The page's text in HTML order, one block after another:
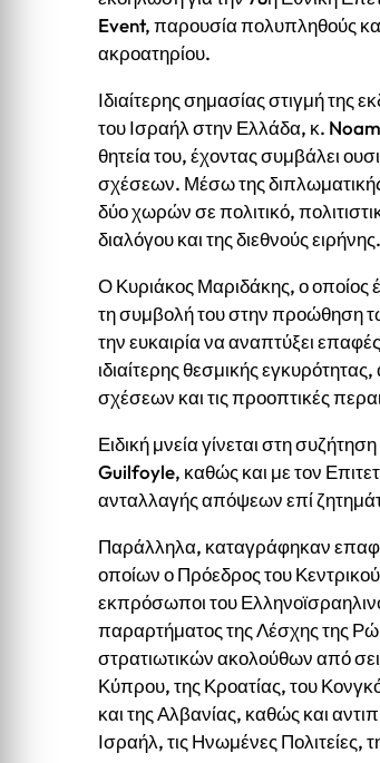
Event, παρουσία πολυπληθούς
ακροατηρίου.
Ιδιαίτερης σημασίας στιγμή της
του Ισραήλ στην Ελλάδα, κ.
θητεία του, έχοντας συμβάλει
σχέσεων. Μέσω της
δύο χωρών σε πολιτικό,
διαλόγου και της διεθνούς ειρήνης.
Ο Κυριάκος Μαριδάκης, ο οποίος
τη συμβολή του στην προώθηση
την ευκαιρία να αναπτύξει
ιδιαίτερης θεσμικής
σχέσεων και τις προοπτικές
Ειδική μνεία γίνεται στη
Guilfoyle, καθώς και με τον
ανταλλαγής απόψεων επί
Παράλληλα, καταγράφηκαν
οποίων ο Πρόεδρος του
εκπρόσωποι του
παραρτήματος της Λέσχης της
στρατιωτικών ακολούθων από
Κύπρου, της Κροατίας, του
και της Αλβανίας, καθώς και
Ισραήλ, τις Ηνωμένες Πολιτείες,